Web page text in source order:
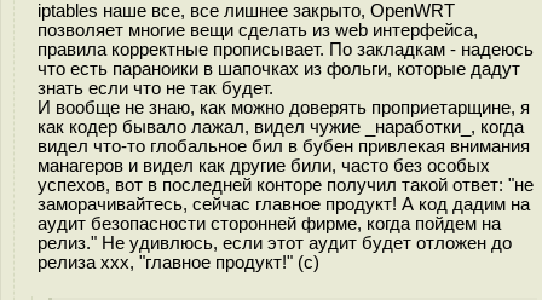
iptables наше все, все лишнее закрыто, OpenWRT
позволяет многие вещи сделать из web интерфейса,
правила корректные прописывает. По закладкам - надеюсь
что есть параноики в шапочках из фольги, которые дадут
знать если что не так будет.
И вообще не знаю, как можно доверять проприетарщине, я
как кодер бывало лажал, видел чужие _наработки_, когда
видел что-то глобальное бил в бубен привлекая внимания
манагеров и видел как другие били, часто без особых
успехов, вот в последней конторе получил такой ответ: "не
заморачивайтесь, сейчас главное продукт! А код дадим на
аудит безопасности сторонней фирме, когда пойдем на
релиз." Не удивлюсь, если этот аудит будет отложен до
релиза ххх, "главное продукт!" (с)